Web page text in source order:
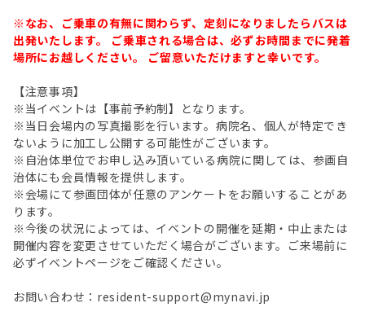
※なお、ご乗車の有無に関わらず、定刻になりましたらバスは
出発いたします。 ご乗車される場合は、必ずお時間までに発着
場所にお越しください。 ご留意いただけますと幸いです。
【注意事項】
※当イベントは【事前予約制】となります。
※当日会場内の写真撮影を行います。病院名、個人が特定でき
ないように加工し公開する可能性がございます。
※自治体単位でお申し込み頂いている病院に関しては、参画自
治体にも会員情報を提供します。
※会場にて参画団体が任意のアンケートをお願いすることがあ
ります。
※今後の状況によっては、イベントの開催を延期・中止または
開催内容を変更させていただく場合がございます。ご来場前に
必ずイベントページをご確認ください。
お問い合わせ：resident-support@mynavi.jp